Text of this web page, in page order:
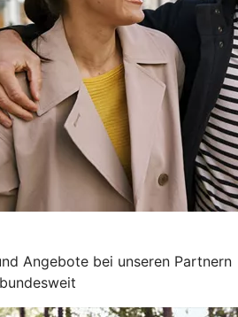
Angebote bei unseren Partnern